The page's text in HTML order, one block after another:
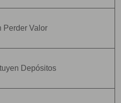
Perder Valor
Depósitos